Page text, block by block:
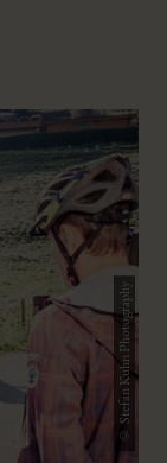
© Stefan Kuhn Photography